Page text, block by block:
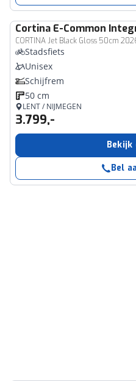
Cortina E-Common
CORTINA Jet Black Gloss 50cm
Stadsfiets
Unisex
Schijfrem
50 cm
LENT / NIJMEGEN
3.799,-
Bel